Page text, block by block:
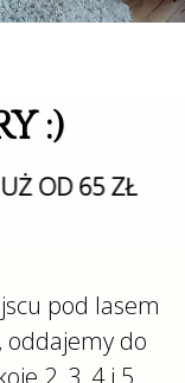
:)
65 ZŁ
pod lasem
oddajemy do
2, 3, 4 i 5